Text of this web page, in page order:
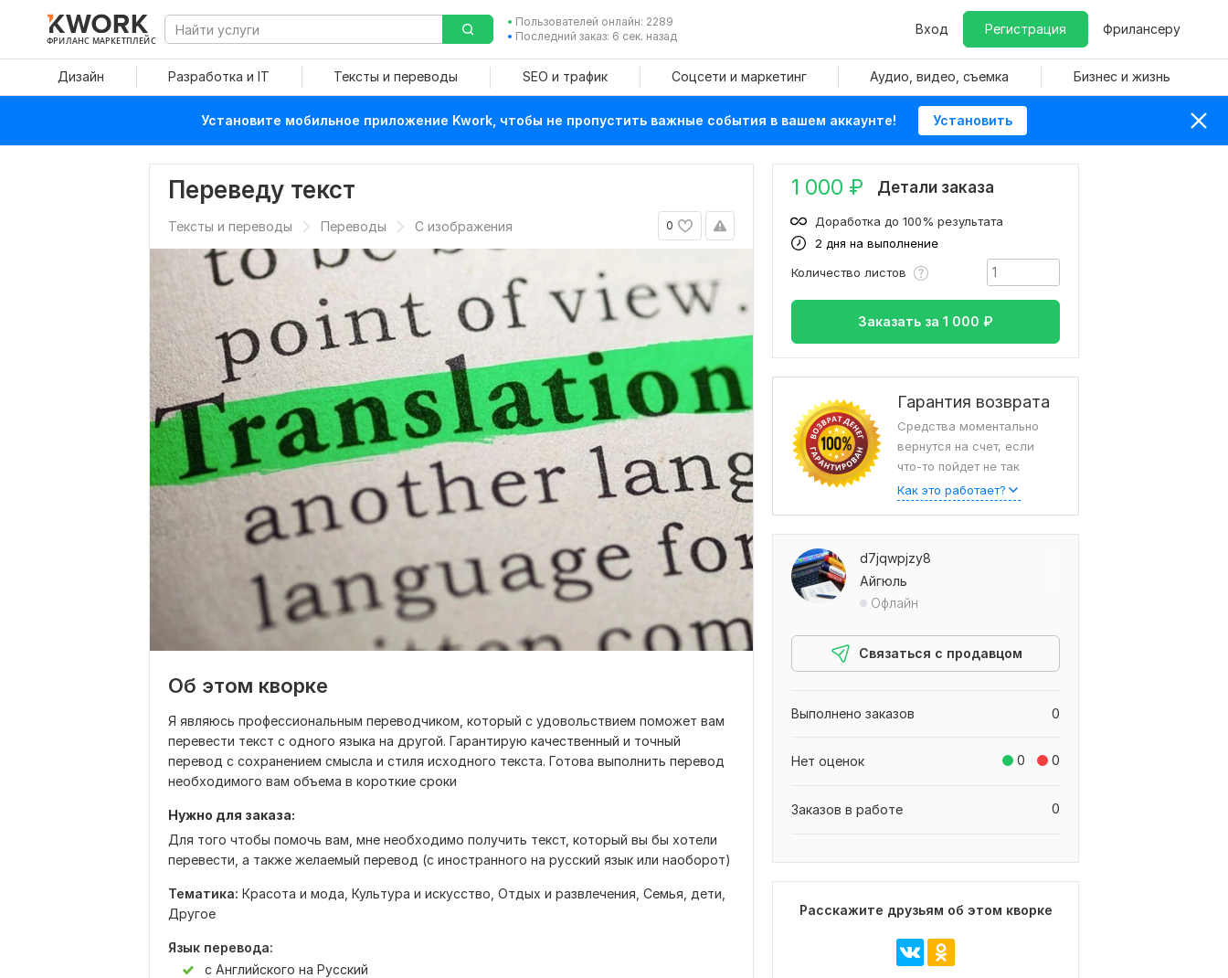
ФРИЛАНС МАРКЕТПЛЕЙС
Пользователей онлайн: 2289
Последний заказ: 6 сек. назад
Вход Регистрация Фрилансеру
Дизайн Разработка и IT Тексты и переводы SEO и трафик Соцсети и маркетинг Аудио, видео, съемка Бизнес и жизнь
Установите мобильное приложение Kwork, чтобы не пропустить важные события в вашем аккаунте! Установить
Переведу текст
0
Тексты и переводы Переводы С изображения
Об этом кворке
Я являюсь профессиональным переводчиком, который с удовольствием поможет вам
перевести текст с одного языка на другой. Гарантирую качественный и точный
перевод с сохранением смысла и стиля исходного текста. Готова выполнить перевод
необходимого вам объема в короткие сроки
Нужно для заказа:
Для того чтобы помочь вам, мне необходимо получить текст, который вы бы хотели
перевести, а также желаемый перевод (с иностранного на русский язык или наоборот)
Тематика: Красота и мода, Культура и искусство, Отдых и развлечения, Семья, дети,
Другое
Язык перевода:
с Английского на Русский
1 000 ₽ Детали заказа
2 дня на выполнение
Доработка до 100% результата
Количество листов
Заказать за 1 000 ₽
Гарантия возврата
Средства моментально
вернутся на счет, если
что-то пойдет не так
Как это работает?
d7jqwpjzy8
Айгюль
Офлайн
Связаться с продавцом
0
Выполнено заказов
0 0
Нет оценок
0
Заказов в работе
Расскажите друзьям об этом кворке